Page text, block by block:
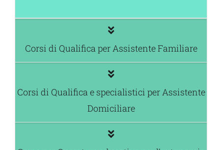
Corsi di Qualifica per Assistente Familiare
Corsi di Qualifica e specialistici per Assistente
Domiciliare